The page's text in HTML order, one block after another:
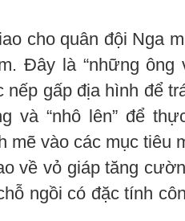
cho quân đội Nga
Đây là “những ông
nếp gấp địa hình để
và “nhô lên” để
mẽ vào các mục tiêu
về vỏ giáp tăng
ngồi có đặc tính